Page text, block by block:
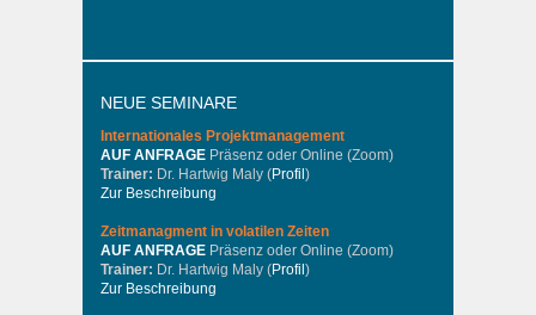
NEUE SEMINARE
Internationales Projektmanagement
AUF ANFRAGE Präsenz oder Online (Zoom)
Trainer: Dr. Hartwig Maly (Profil )
Zur Beschreibung
Zeitmanagment in volatilen Zeiten
AUF ANFRAGE Präsenz oder Online (Zoom)
Trainer: Dr. Hartwig Maly (Profil )
Zur Beschreibung